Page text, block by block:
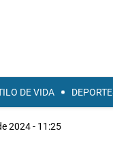
DE VIDA
2024 - 11:25